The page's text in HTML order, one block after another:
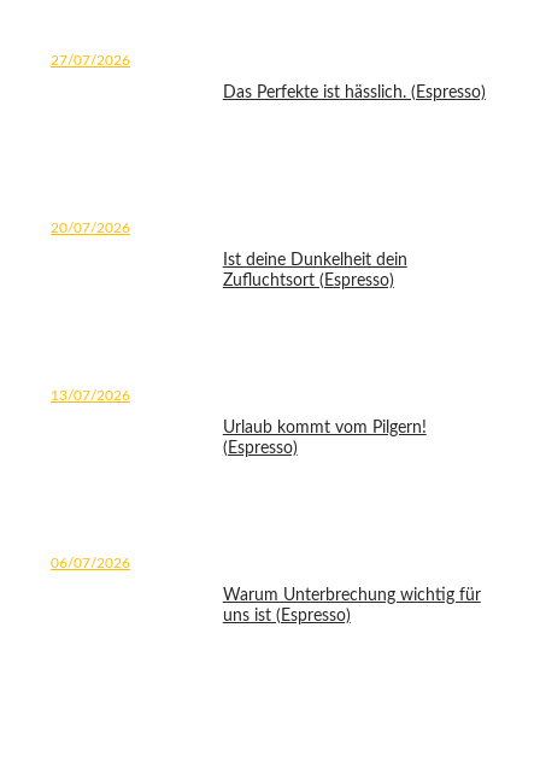
27/07/2026
Das Perfekte ist hässlich. (Espresso)
20/07/2026
Ist deine Dunkelheit dein
Zufluchtsort (Espresso)
13/07/2026
Urlaub kommt vom Pilgern!
(Espresso)
06/07/2026
Warum Unterbrechung wichtig für
uns ist (Espresso)